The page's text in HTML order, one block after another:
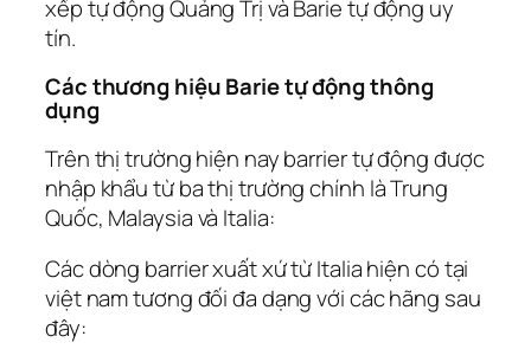
xếp tự động Quảng Trị và Barie tự động uy
tín.
Các thương hiệu Barie tự động thông
dụng
Trên thị trường hiện nay barrier tự động được
nhập khẩu từ ba thị trường chính là Trung
Quốc, Malaysia và Italia:
Các dòng barrier xuất xứ từ Italia hiện có tại
việt nam tương đối đa dạng với các hãng sau
đây: